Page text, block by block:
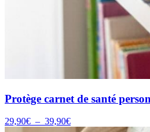
Protège carnet de santé
29,90€ – 39,90€Plage